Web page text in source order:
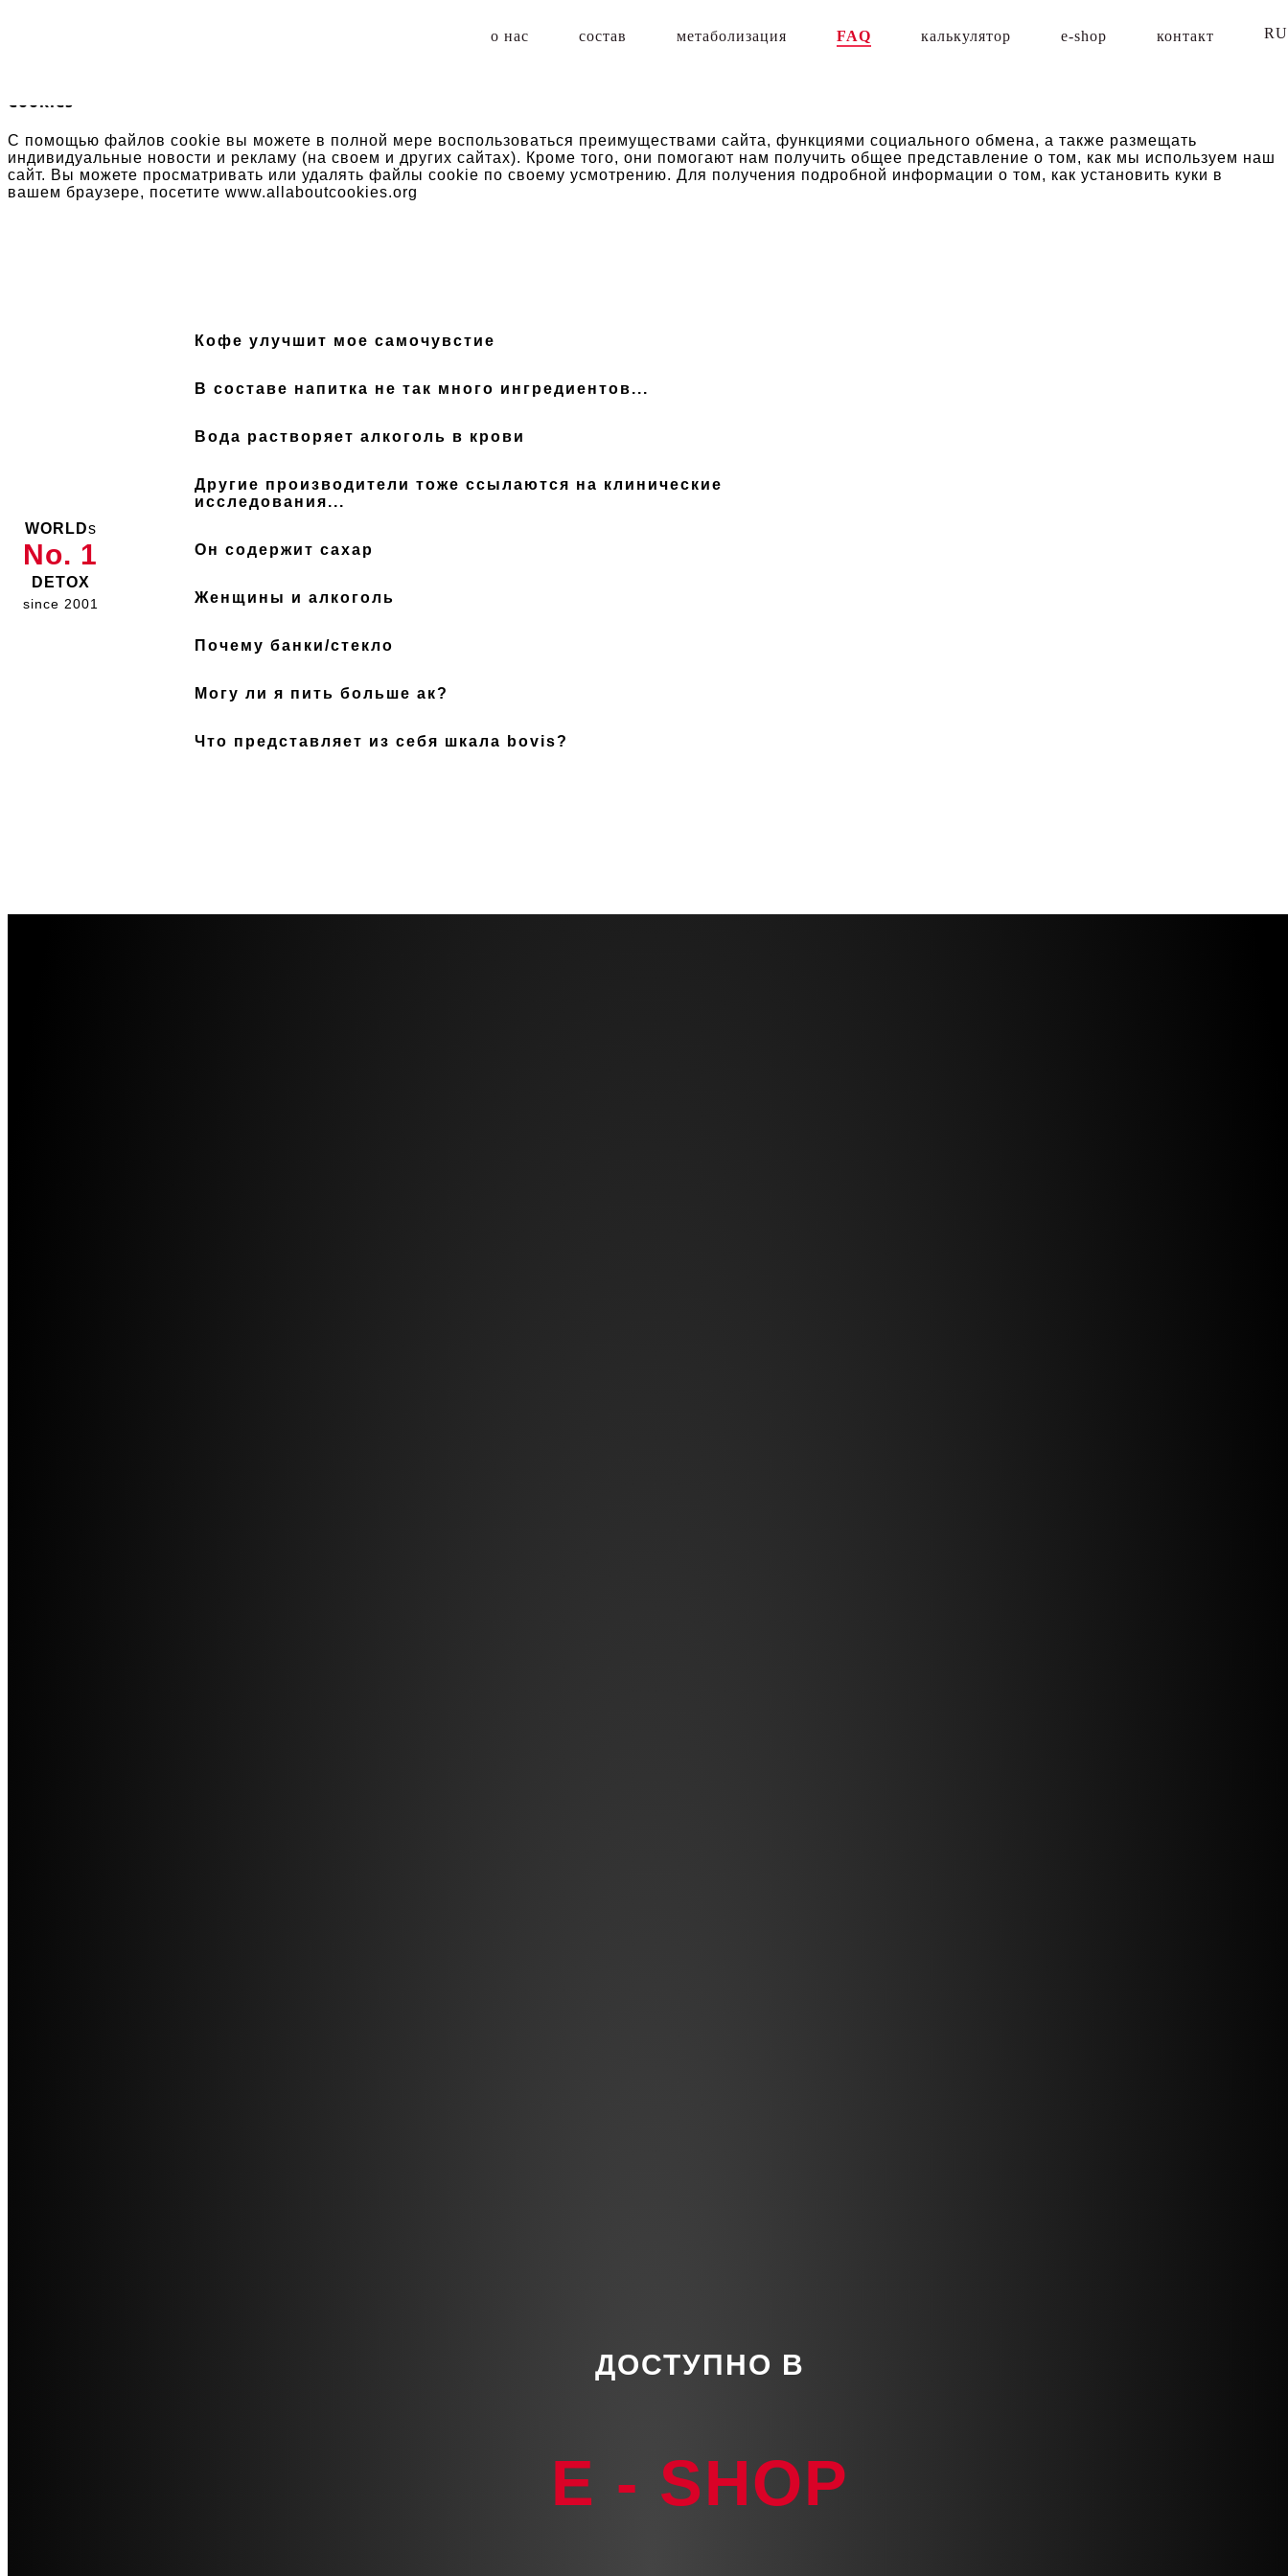
Cookies
С помощью файлов cookie вы можете в полной мере воспользоваться преимуществами сайта, функциями социального обмена, а также размещать
индивидуальные новости и рекламу (на своем и других сайтах). Кроме того, они помогают нам получить общее представление о том, как мы используем наш
сайт. Вы можете просматривать или удалять файлы cookie по своему усмотрению. Для получения подробной информации о том, как установить куки в
вашем браузере, посетите www.allaboutcookies.org
контакт
e-shop
калькулятор
FAQ
метаболизация
состав
о нас
WORLDs
No. 1
DETOX
since 2001
кофе улучшит мое самочувстие
в составе напитка не так много ингредиентов...
вода растворяет алкоголь в крови
другие производители тоже ссылаются на клинические
исследования...
он содержит сахар
женщины и алкоголь
почему банки/стекло
могу ли я пить больше ак?
что представляет из себя шкала bovis?
ДОСТУПНО В
E - SHOP